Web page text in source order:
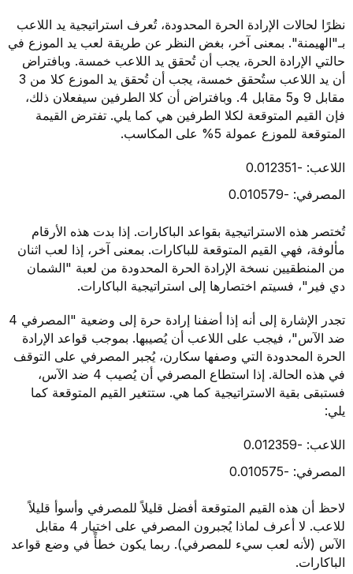
نظرًا لحالات الإرادة الحرة المحدودة، تُعرف استراتيجية يد اللاعب
بـ"الهيمنة". بمعنى آخر، بغض النظر عن طريقة لعب يد الموزع في
حالتي الإرادة الحرة، يجب أن تُحقق يد اللاعب خمسة. وبافتراض
أن يد اللاعب ستُحقق خمسة، يجب أن تُحقق يد الموزع كلا من 3
مقابل 9 و5 مقابل 4. وبافتراض أن كلا الطرفين سيفعلان ذلك،
فإن القيم المتوقعة لكلا الطرفين هي كما يلي. تفترض القيمة
المتوقعة للموزع عمولة 5% على المكاسب.
اللاعب: -0.012351
المصرفي: -0.010579
تُختصر هذه الاستراتيجية بقواعد الباكارات. إذا بدت هذه الأرقام
مألوفة، فهي القيم المتوقعة للباكارات. بمعنى آخر، إذا لعب اثنان
من المنطقيين نسخة الإرادة الحرة المحدودة من لعبة "الشمان
دي فير"، فسيتم اختصارها إلى استراتيجية الباكارات.
تجدر الإشارة إلى أنه إذا أضفنا إرادة حرة إلى وضعية "المصرفي 4
ضد الآس"، فيجب على اللاعب أن يُصيبها. بموجب قواعد الإرادة
الحرة المحدودة التي وصفها سكارن، يُجبر المصرفي على التوقف
في هذه الحالة. إذا استطاع المصرفي أن يُصيب 4 ضد الآس،
فستبقى بقية الاستراتيجية كما هي. ستتغير القيم المتوقعة كما
يلي:
اللاعب: -0.012359
المصرفي: -0.010575
لاحظ أن هذه القيم المتوقعة أفضل قليلاً للمصرفي وأسوأ قليلاً
للاعب. لا أعرف لماذا يُجبرون المصرفي على اختيار 4 مقابل
الآس (لأنه لعب سيء للمصرفي). ربما يكون خطأً في وضع قواعد
الباكارات.